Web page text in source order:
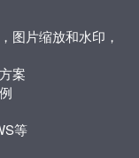
图片缩放和水印，
案
等